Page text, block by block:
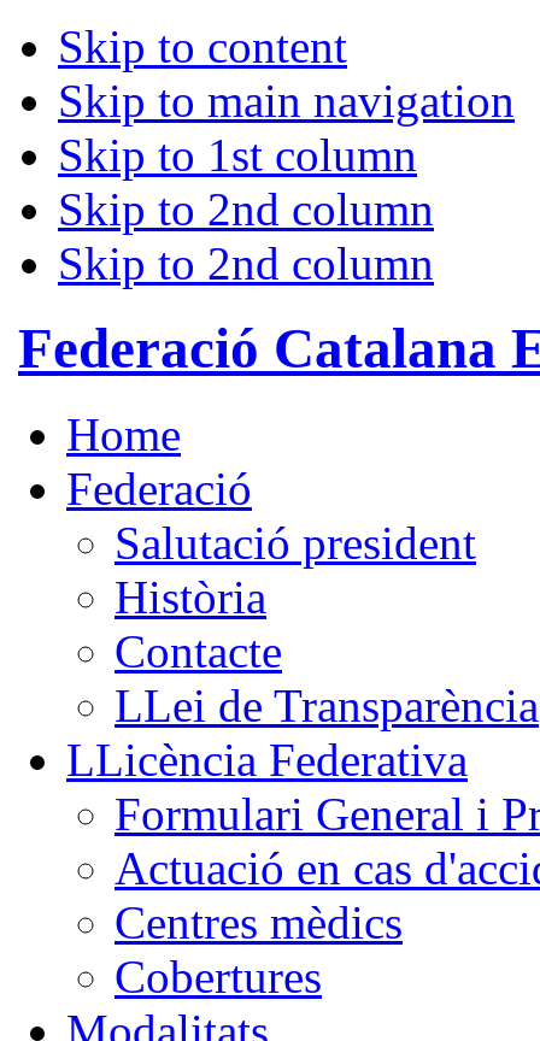
Skip to content
Skip to main navigation
Skip to 1st column
Skip to 2nd column
Skip to 2nd column
Federació Catalana
Home
Federació
Salutació president
Història
Contacte
LLei de Transparència
LLicència Federativa
Formulari General i
Actuació en cas
Centres mèdics
Cobertures
Modalitats